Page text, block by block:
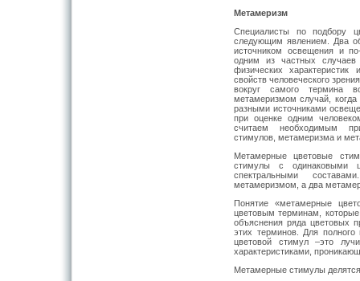
Метамеризм
Специалисты по подбору
следующим явлением. Два
источником освещения и
одним из частных случаев
физических характеристик
свойств человеческого
вокруг самого термина
метамеризмом случай,
разными источниками
при оценке одним
считаем необходимым
стимулов, метамеризма и
Метамерные цветовые
стимулы с одинаковыми
спектральными
метамеризмом, а два
Понятие «метамерные
цветовым терминам, которые
объяснения ряда цветовых
этих терминов. Для полного
цветовой стимул –это
характеристиками,
Метамерные стимулы